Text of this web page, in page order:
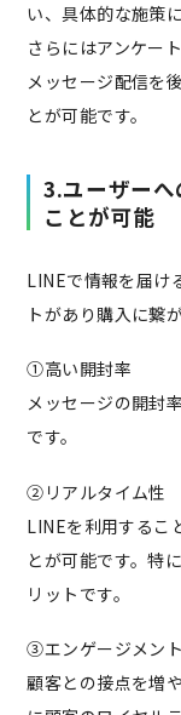
い、具体的な施策
さらにはアンケー
メッセージ配信を
とが可能です。
3.ユーザー
ことが可能
LINEで情報を届け
トがあり購入に繋
①高い開封率
メッセージの開封
です。
②リアルタイム性
LINEを利用するこ
とが可能です。特
リットです。
③エンゲージメン
顧客との接点を増